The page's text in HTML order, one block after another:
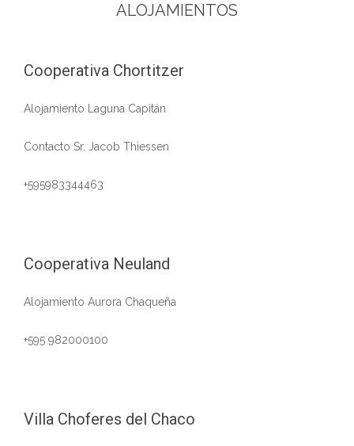
ALOJAMIENTOS
Cooperativa Chortitzer
Alojamiento Laguna Capitán
Contacto Sr. Jacob Thiessen
+595983344463
Cooperativa Neuland
Alojamiento Aurora Chaqueña
+595 982000100
Villa Choferes del Chaco